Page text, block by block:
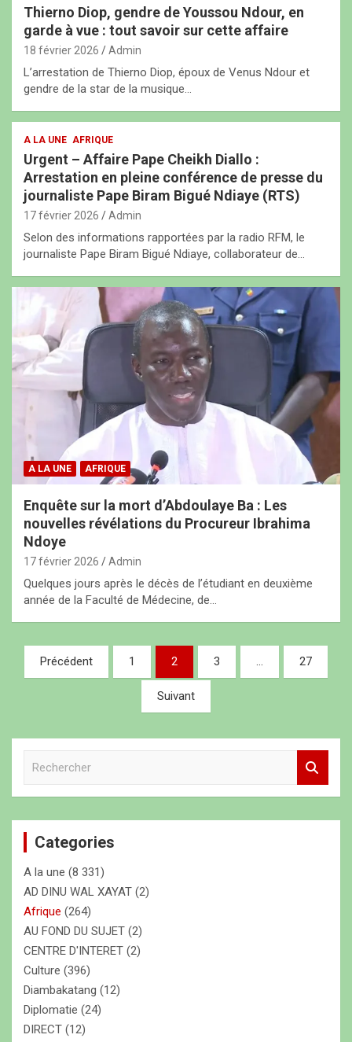
Thierno Diop, gendre de Youssou Ndour, en
garde à vue : tout savoir sur cette affaire
18 février 2026 Admin
L’arrestation de Thierno Diop, époux de Venus Ndour et
gendre de la star de la musique…
A LA UNE AFRIQUE
Urgent – Affaire Pape Cheikh Diallo :
Arrestation en pleine conférence de presse du
journaliste Pape Biram Bigué Ndiaye (RTS)
17 février 2026 Admin
Selon des informations rapportées par la radio RFM, le
journaliste Pape Biram Bigué Ndiaye, collaborateur de…
A LA UNE AFRIQUE
Enquête sur la mort d’Abdoulaye Ba : Les
nouvelles révélations du Procureur Ibrahima
Ndoye
17 février 2026 Admin
Quelques jours après le décès de l’étudiant en deuxième
année de la Faculté de Médecine, de…
i
Précédent 1 2 3 … 27
Suivant
e
c
h
e
r
Categories
A la une (8 331)
AD DINU WAL XAYAT (2)
Afrique (264)
AU FOND DU SUJET (2)
CENTRE D'INTERET (2)
Culture (396)
Diambakatang (12)
Diplomatie (24)
DIRECT (12)